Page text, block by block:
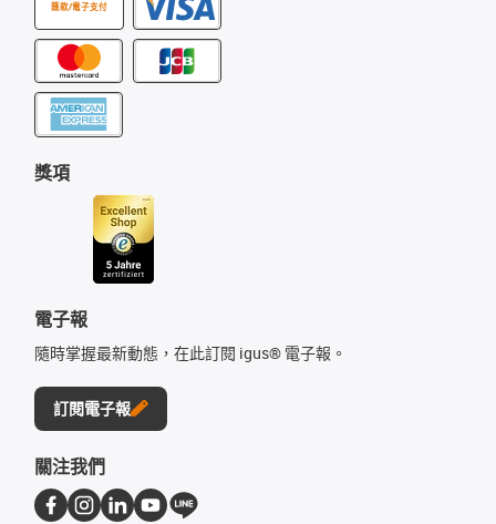
匯款/電子支付
獎項
電子報
隨時掌握最新動態，在此訂閱 igus® 電子報。
訂閱電子報
關注我們